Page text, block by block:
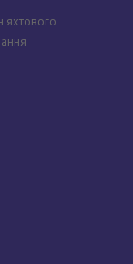
яхтового